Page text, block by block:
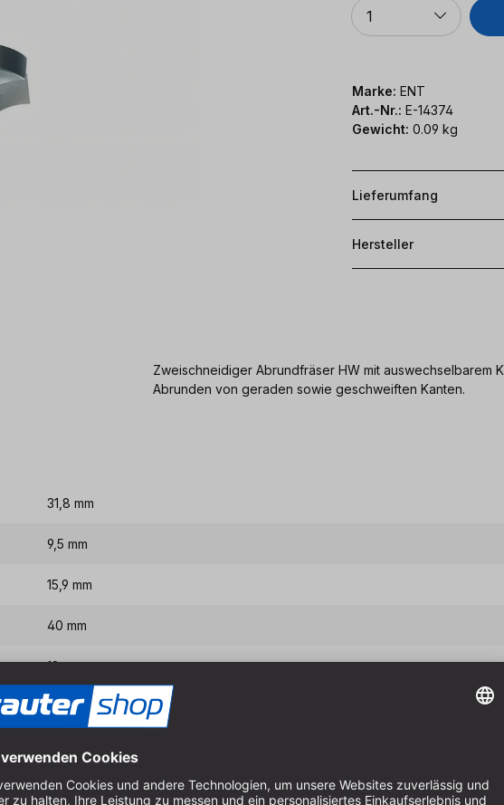
1
Marke: ENT
Art.-Nr.: E-14374
Gewicht: 0.09 kg
Lieferumfang
Hersteller
Zweischneidiger Abrundfräser HW mit auswechselbarem
Abrunden von geraden sowie geschweiften Kanten.
31,8 mm
9,5 mm
15,9 mm
40 mm
12 mm
Hartmetall (HM) aus freud eigener